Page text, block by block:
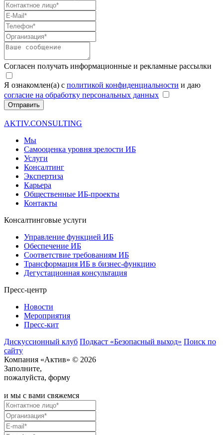
Согласен получать информационные и рекламные рассылки
Я ознакомлен(а) с политикой конфиденциальности и даю
согласие на обработку персональных данных
Отправить
AKTIV.CONSULTING
Мы
Самооценка уровня зрелости ИБ
Услуги
Консалтинг
Экспертиза
Карьера
Общественные ИБ-проекты
Контакты
Консалтинговые услуги
Управление функцией ИБ
Обеспечение ИБ
Соответствие требованиям ИБ
Трансформация ИБ в бизнес-функцию
Дегустационная консультация
Пресс-центр
Новости
Мероприятия
Пресс-кит
Дискуссионный клуб Подкаст «Безопасный выход» Поиск по
сайту
Компания «Актив» © 2026
Заполните,
пожалуйста, форму
и мы с вами свяжемся